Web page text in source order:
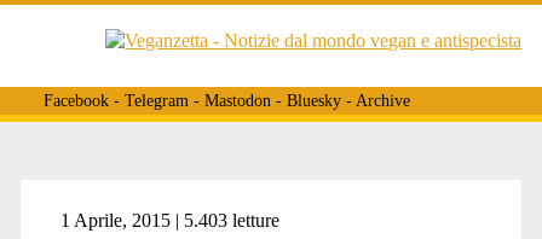
Facebook- Telegram- Mastodon- Bluesky- Archive
Tag:1 Aprile, 2015 | 5.403 letture